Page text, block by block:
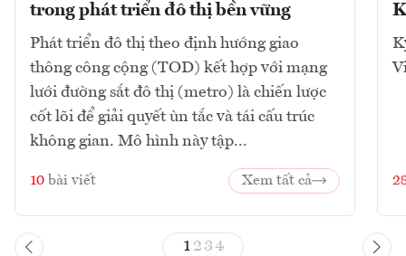
trong phát triển đô thị bền vững
Phát triển đô thị theo định hướng giao
thông công cộng (TOD) kết hợp với mạng
lưới đường sắt đô thị (metro) là chiến lược
cốt lõi để giải quyết ùn tắc và tái cấu trúc
không gian. Mô hình này tập...
10 bài viết Xem tất cả
1 23 4